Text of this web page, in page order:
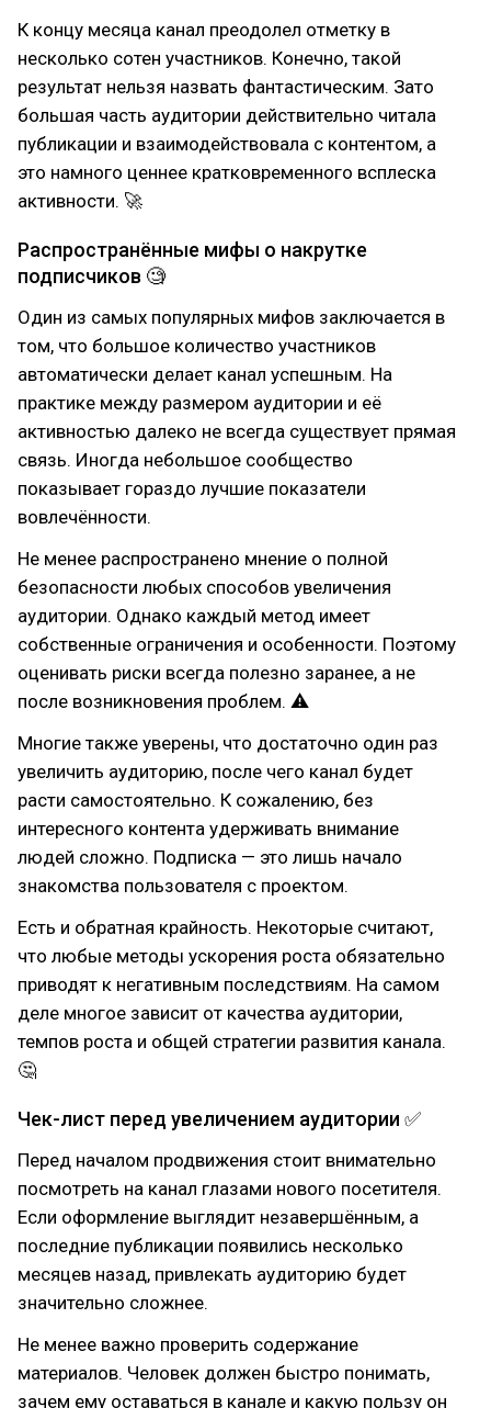
К концу месяца канал преодолел отметку в
несколько сотен участников. Конечно, такой
результат нельзя назвать фантастическим. Зато
большая часть аудитории действительно читала
публикации и взаимодействовала с контентом, а
это намного ценнее кратковременного всплеска
активности. 🚀
Распространённые мифы о накрутке
подписчиков 🧐
Один из самых популярных мифов заключается в
том, что большое количество участников
автоматически делает канал успешным. На
практике между размером аудитории и её
активностью далеко не всегда существует прямая
связь. Иногда небольшое сообщество
показывает гораздо лучшие показатели
вовлечённости.
Не менее распространено мнение о полной
безопасности любых способов увеличения
аудитории. Однако каждый метод имеет
собственные ограничения и особенности. Поэтому
оценивать риски всегда полезно заранее, а не
после возникновения проблем. ⚠
Многие также уверены, что достаточно один раз
увеличить аудиторию, после чего канал будет
расти самостоятельно. К сожалению, без
интересного контента удерживать внимание
людей сложно. Подписка — это лишь начало
знакомства пользователя с проектом.
Есть и обратная крайность. Некоторые считают,
что любые методы ускорения роста обязательно
приводят к негативным последствиям. На самом
деле многое зависит от качества аудитории,
темпов роста и общей стратегии развития канала.
🤔
Чек-лист перед увеличением аудитории ✅
Перед началом продвижения стоит внимательно
посмотреть на канал глазами нового посетителя.
Если оформление выглядит незавершённым, а
последние публикации появились несколько
месяцев назад, привлекать аудиторию будет
значительно сложнее.
Не менее важно проверить содержание
материалов. Человек должен быстро понимать,
зачем ему оставаться в канале и какую пользу он